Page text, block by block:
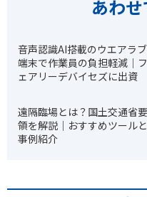
あわ
音声認識AI搭載のウエアラ
端末で作業員の負担軽減｜フ
ェアリーデバイセズに出資
遠隔臨場とは？国土交通省要
領を解説｜おすすめツールと
事例紹介